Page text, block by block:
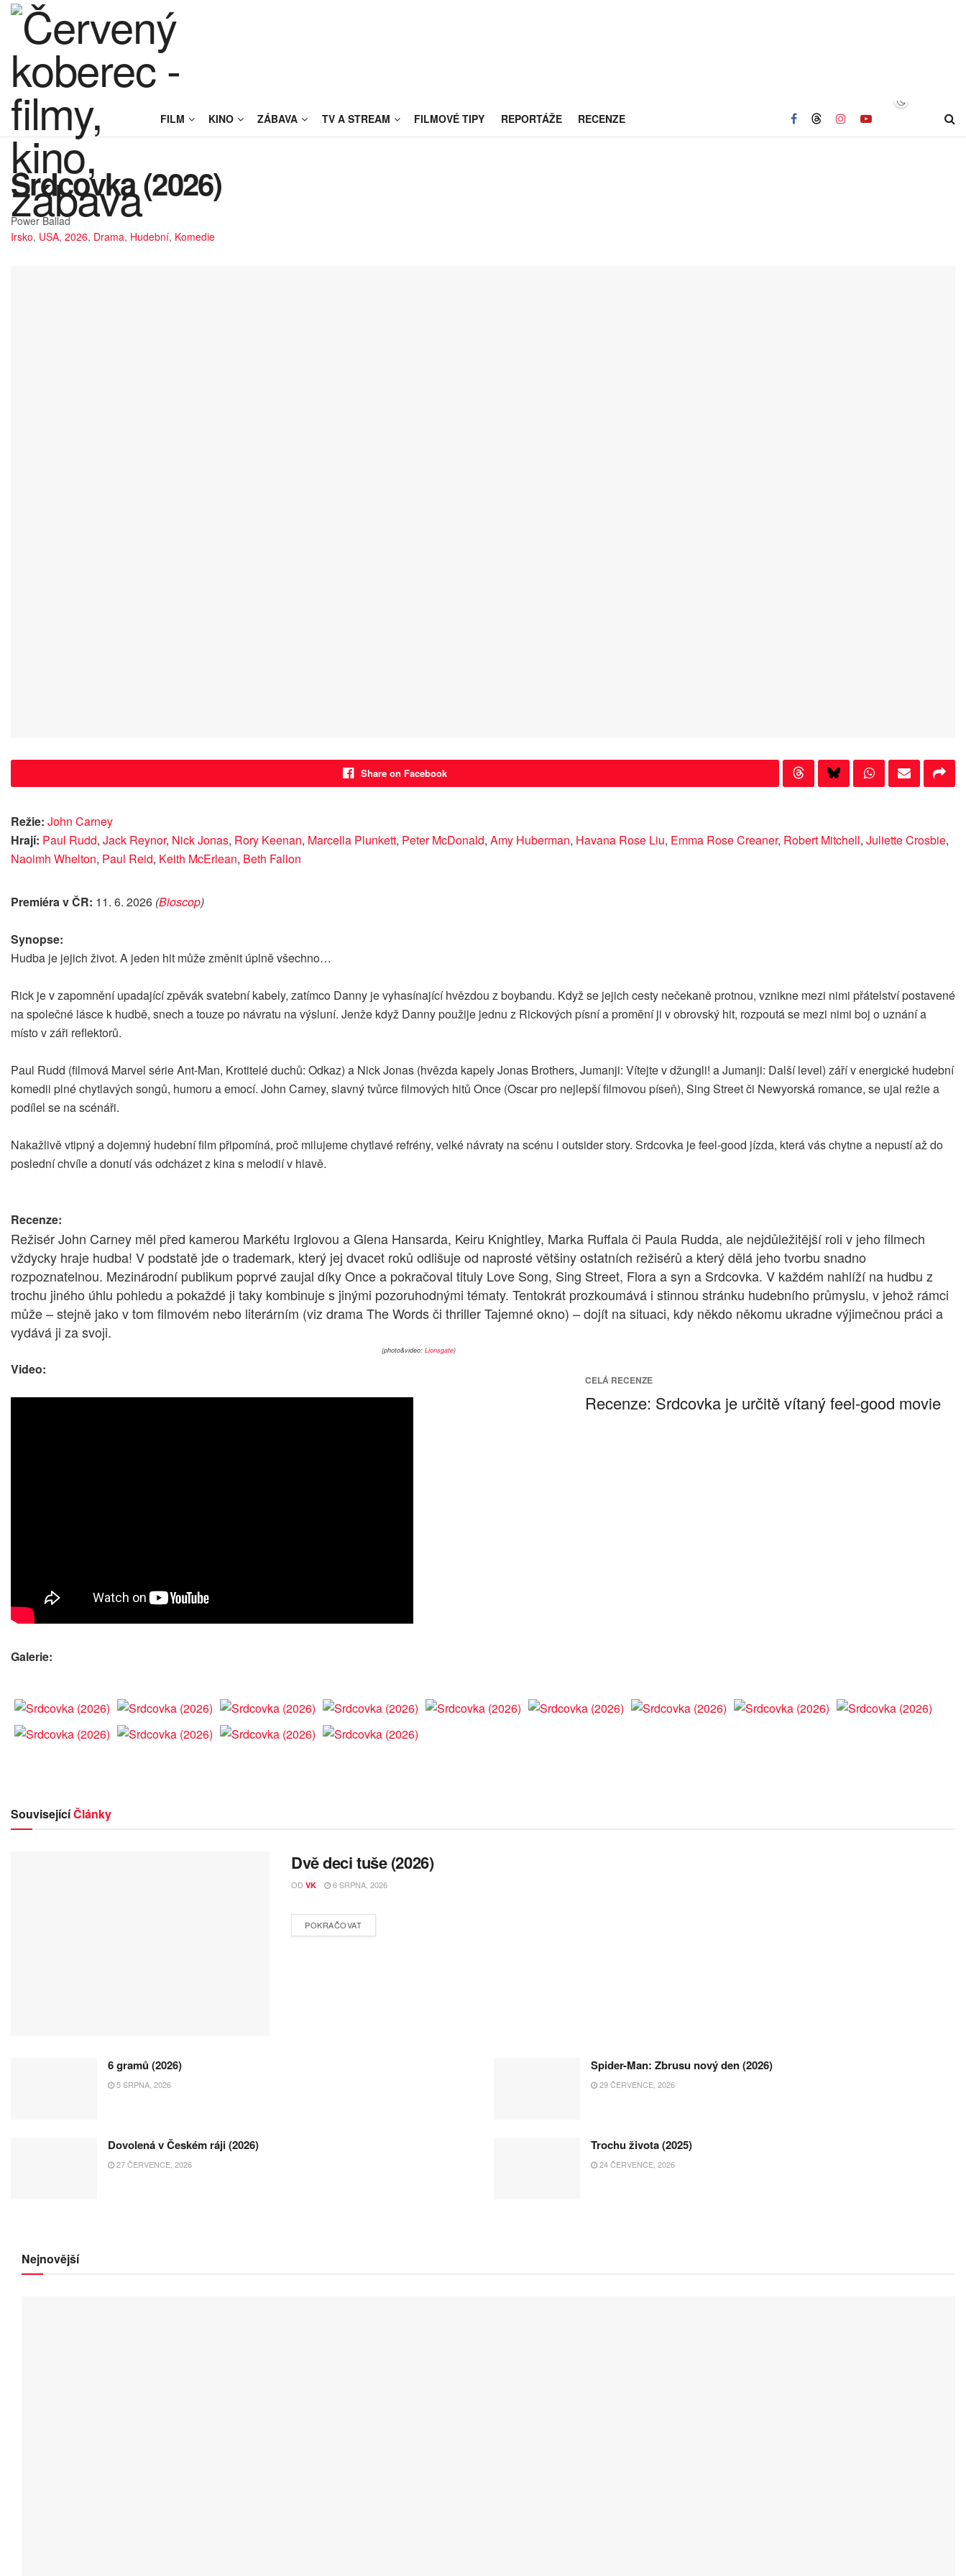
FILM KINO ZÁBAVA TV A STREAM FILMOVÉ TIPY REPORTÁŽE RECENZE
Srdcovka (2026)
Power Ballad
Irsko, USA, 2026, Drama, Hudební, Komedie
Share on Facebook
Režie: John Carney
Hrají: Paul Rudd, Jack Reynor, Nick Jonas, Rory Keenan, Marcella Plunkett, Peter McDonald, Amy Huberman, Havana Rose Liu, Emma Rose Creaner, Robert Mitchell, Juliette Crosbie,
Naoimh Whelton, Paul Reid, Keith McErlean, Beth Fallon
Premiéra v ČR: 11. 6. 2026 (Bioscop)
Synopse:
Hudba je jejich život. A jeden hit může změnit úplně všechno…
Rick je v zapomnění upadající zpěvák svatební kabely, zatímco Danny je vyhasínající hvězdou z boybandu. Když se jejich cesty nečekaně protnou, vznikne mezi nimi přátelství postavené
na společné lásce k hudbě, snech a touze po návratu na výsluní. Jenže když Danny použije jednu z Rickových písní a promění ji v obrovský hit, rozpoutá se mezi nimi boj o uznání a
místo v záři reflektorů.
Paul Rudd (filmová Marvel série Ant-Man, Krotitelé duchů: Odkaz) a Nick Jonas (hvězda kapely Jonas Brothers, Jumanji: Vítejte v džungli! a Jumanji: Další level) září v energické hudební
komedii plné chytlavých songů, humoru a emocí. John Carney, slavný tvůrce filmových hitů Once (Oscar pro nejlepší filmovou píseň), Sing Street či Newyorská romance, se ujal režie a
podílel se na scénáři.
Nakažlivě vtipný a dojemný hudební film připomíná, proč milujeme chytlavé refrény, velké návraty na scénu i outsider story. Srdcovka je feel-good jízda, která vás chytne a nepustí až do
poslední chvíle a donutí vás odcházet z kina s melodií v hlavě.
Recenze:
Režisér John Carney měl před kamerou Markétu Irglovou a Glena Hansarda, Keiru Knightley, Marka Ruffala či Paula Rudda, ale nejdůležitější roli v jeho filmech
vždycky hraje hudba! V podstatě jde o trademark, který jej dvacet roků odlišuje od naprosté většiny ostatních režisérů a který dělá jeho tvorbu snadno
rozpoznatelnou. Mezinárodní publikum poprvé zaujal díky Once a pokračoval tituly Love Song, Sing Street, Flora a syn a Srdcovka. V každém nahlíží na hudbu z
trochu jiného úhlu pohledu a pokaždé ji taky kombinuje s jinými pozoruhodnými tématy. Tentokrát prozkoumává i stinnou stránku hudebního průmyslu, v jehož rámci
může – stejně jako v tom filmovém nebo literárním (viz drama The Words či thriller Tajemné okno) – dojít na situaci, kdy někdo někomu ukradne výjimečnou práci a
vydává ji za svoji.
CELÁ RECENZE
Recenze: Srdcovka je určitě vítaný feel-good movie
(photo&video: Lionsgate)
Video:
Galerie:
SouvisejícíČlánky
Dvě deci tuše (2026)
OD VK 6 SRPNA, 2026
POKRAČOVAT
6 gramů (2026)
5 SRPNA, 2026
Spider-Man: Zbrusu nový den (2026)
29 ČERVENCE, 2026
Dovolená v Českém ráji (2026)
27 ČERVENCE, 2026
Trochu života (2025)
24 ČERVENCE, 2026
Nejnovější